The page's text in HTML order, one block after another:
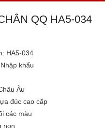
QQ HA5-034
HA5-034
Nhập khẩu
Âu
đúc cao cấp
các màu
non